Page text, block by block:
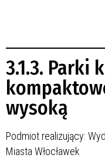
3.1.3. Parki
wysoką
Podmiot realizujący:
Miasta Włocławek